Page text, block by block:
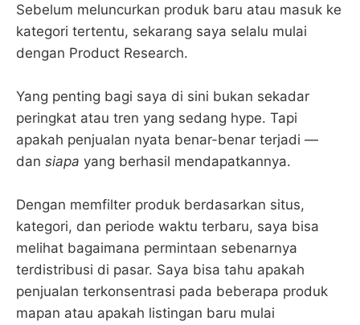
Sebelum meluncurkan produk baru atau masuk ke
kategori tertentu, sekarang saya selalu mulai
dengan Product Research.
Yang penting bagi saya di sini bukan sekadar
peringkat atau tren yang sedang hype. Tapi
apakah penjualan nyata benar-benar terjadi —
dan siapa yang berhasil mendapatkannya.
Dengan memfilter produk berdasarkan situs,
kategori, dan periode waktu terbaru, saya bisa
melihat bagaimana permintaan sebenarnya
terdistribusi di pasar. Saya bisa tahu apakah
penjualan terkonsentrasi pada beberapa produk
mapan atau apakah listingan baru mulai